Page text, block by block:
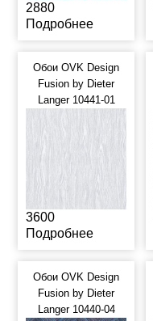
2880
Подробнее
Обои OVK Design
Fusion by Dieter
Langer 10441-01
3600
Подробнее
Обои OVK Design
Fusion by Dieter
Langer 10440-04